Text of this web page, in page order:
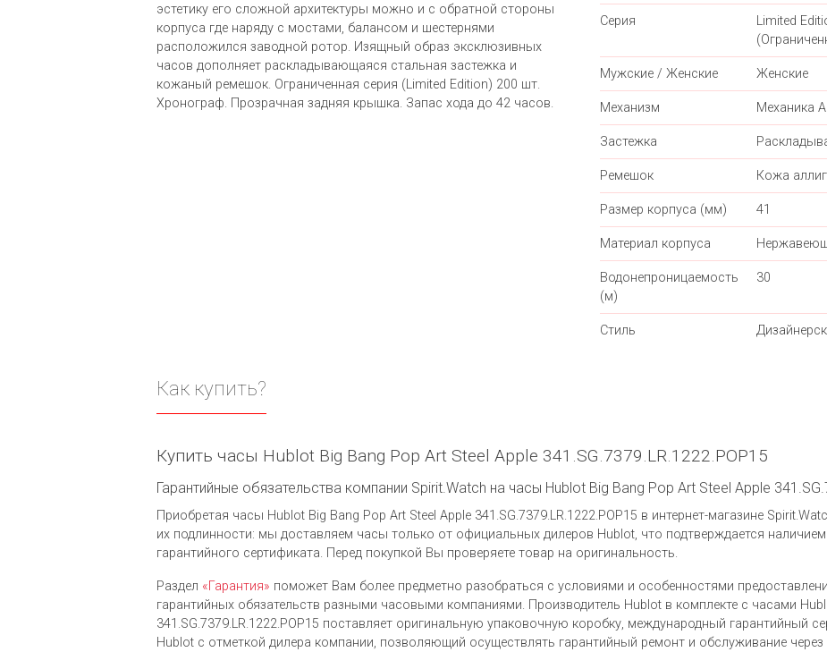
эстетику его сложной архитектуры можно и с обратной стороны
корпуса где наряду с мостами, балансом и шестернями
расположился заводной ротор. Изящный образ эксклюзивных
часов дополняет раскладывающаяся стальная застежка и
кожаный ремешок. Ограниченная серия (Limited Edition) 200 шт.
Хронограф. Прозрачная задняя крышка. Запас хода до 42 часов.
Серия
Limited
Мужские / Женские Женские
Механизм Механика
Застежка
Ремешок Кожа
Размер корпуса (мм) 41
Материал корпуса
Водонепроницаемость
(м)
30
Стиль
Как купить?
Купить часы Hublot Big Bang Pop Art Steel Apple 341.SG.7379.LR.1222.POP15
Гарантийные обязательства компании Spirit.Watch на часы Hublot Big Bang Pop Art Steel Apple
Приобретая часы Hublot Big Bang Pop Art Steel Apple 341.SG.7379.LR.1222.POP15 в интернет-магазине
их подлинности: мы доставляем часы только от официальных дилеров Hublot, что подтверждается
гарантийного сертификата. Перед покупкой Вы проверяете товар на оригинальность.
Раздел «Гарантия» поможет Вам более предметно разобраться с условиями и особенностями
гарантийных обязательств разными часовыми компаниями. Производитель Hublot в комплекте с часами
341.SG.7379.LR.1222.POP15 поставляет оригинальную упаковочную коробку, международный гарантийный
Hublot c отметкой дилера компании, позволяющий осуществлять гарантийный ремонт и обслуживание